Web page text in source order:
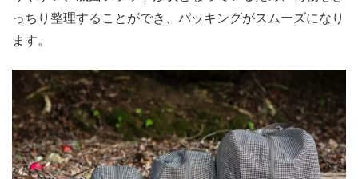
っちり整理することができ、パッキングがスムーズになり
ます。